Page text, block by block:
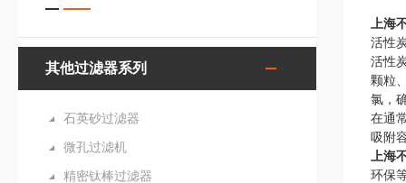
其他过滤器系列
石英砂过滤器
微孔过滤机
精密钛棒过滤器
上海
活性
活性
颗粒
氯，
在通
吸附
上海
环保